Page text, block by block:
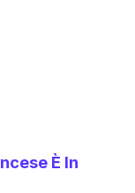
È In